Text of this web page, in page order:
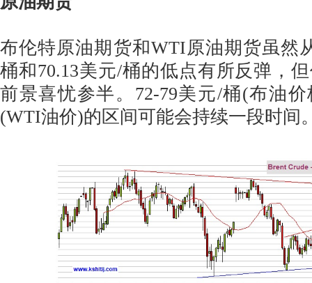
布伦特原油期货和WTI原油期货虽然
桶和70.13美元/桶的低点有所反弹，
前景喜忧参半。72-79美元/桶(布油
(WTI油价)的区间可能会持续一段时间